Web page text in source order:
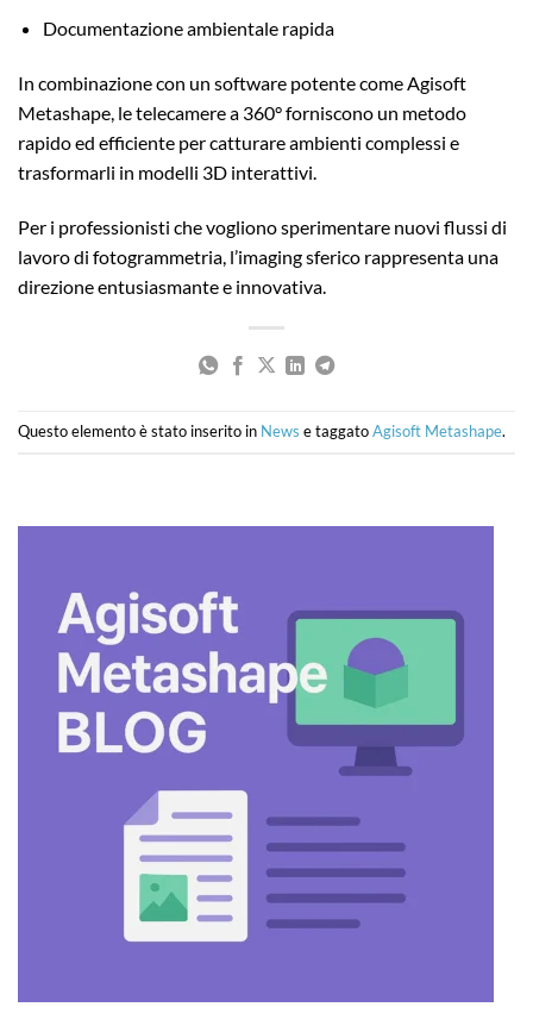
Documentazione ambientale rapida
In combinazione con un software potente come Agisoft
Metashape, le telecamere a 360° forniscono un metodo
rapido ed efficiente per catturare ambienti complessi e
trasformarli in modelli 3D interattivi.
Per i professionisti che vogliono sperimentare nuovi flussi di
lavoro di fotogrammetria, l’imaging sferico rappresenta una
direzione entusiasmante e innovativa.
Questo elemento è stato inserito in News e taggatoAgisoft Metashape.